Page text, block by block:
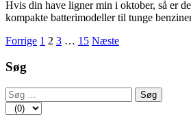
Hvis din have ligner min i oktober, så er
kompakte batterimodeller til tunge
Indlægsinddeling
Forrige 1 2 3 … 15 Næste
Søg
Søg
efter: